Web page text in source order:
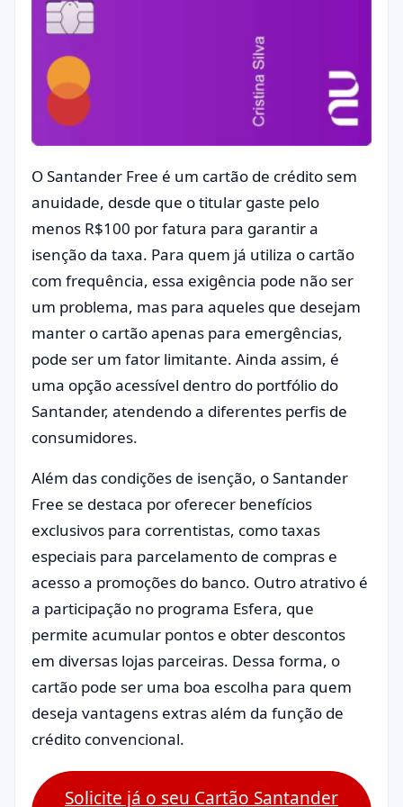
O Santander Free é um cartão de crédito sem
anuidade, desde que o titular gaste pelo
menos R$100 por fatura para garantir a
isenção da taxa. Para quem já utiliza o cartão
com frequência, essa exigência pode não ser
um problema, mas para aqueles que desejam
manter o cartão apenas para emergências,
pode ser um fator limitante. Ainda assim, é
uma opção acessível dentro do portfólio do
Santander, atendendo a diferentes perfis de
consumidores.
Além das condições de isenção, o Santander
Free se destaca por oferecer benefícios
exclusivos para correntistas, como taxas
especiais para parcelamento de compras e
acesso a promoções do banco. Outro atrativo é
a participação no programa Esfera, que
permite acumular pontos e obter descontos
em diversas lojas parceiras. Dessa forma, o
cartão pode ser uma boa escolha para quem
deseja vantagens extras além da função de
crédito convencional.
Solicite já o seu Cartão Santander